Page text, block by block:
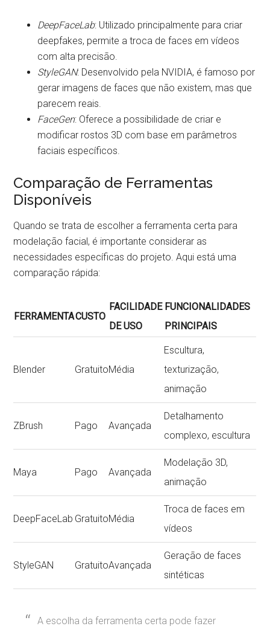
DeepFaceLab: Utilizado principalmente para criar
deepfakes, permite a troca de faces em vídeos
com alta precisão.
StyleGAN: Desenvolvido pela NVIDIA, é famoso por
gerar imagens de faces que não existem, mas que
parecem reais.
FaceGen: Oferece a possibilidade de criar e
modificar rostos 3D com base em parâmetros
faciais específicos.
Comparação de Ferramentas
Disponíveis
Quando se trata de escolher a ferramenta certa para
modelação facial, é importante considerar as
necessidades específicas do projeto. Aqui está uma
comparação rápida:
FERRAMENTACUSTO
FACILIDADE
DE USO
FUNCIONALIDADES
PRINCIPAIS
Blender GratuitoMédia
Escultura,
texturização,
animação
ZBrush Pago Avançada
Detalhamento
complexo, escultura
Maya Pago Avançada
Modelação 3D,
animação
DeepFaceLab GratuitoMédia
Troca de faces em
vídeos
StyleGAN GratuitoAvançada
Geração de faces
sintéticas
A escolha da ferramenta certa pode fazer